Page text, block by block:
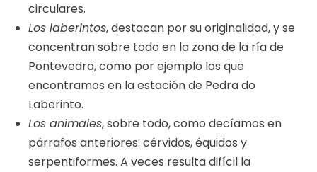
circulares.
Los laberintos, destacan por su originalidad, y se
concentran sobre todo en la zona de la ría de
Pontevedra, como por ejemplo los que
encontramos en la estación de Pedra do
Laberinto.
Los animales, sobre todo, como decíamos en
párrafos anteriores: cérvidos, équidos y
serpentiformes. A veces resulta difícil la